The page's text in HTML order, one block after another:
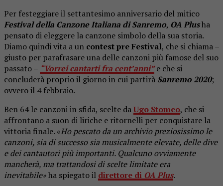
Per festeggiare il settantesimo anniversario del mitico
Festival della Canzone Italiana di Sanremo, OA Plusha
pensato di eleggere la canzone simbolo della sua storia.
Diamo quindi vita a un contest pre Festival, che si chiama –
giusto per parafrasare una delle canzoni più famose del suo
passato – “Vorrei cantarti fra cent’anni”e che si
concluderà proprio il giorno in cui partirà Sanremo 2020;
ovvero il 4 febbraio.
Ben 64 le canzoni in sfida, scelte daUgo Stomeo, che si
affrontano a suon di liriche e ritornelli per conquistare la
vittoria finale. «Ho pescato da un archivio preziosissimo le
canzoni, sia di successo sia musicalmente elevate, delle dive
e dei cantautori più importanti. Qualcuno ovviamente
mancherà, ma trattandosi di scelte limitate era
inevitabile»ha spiegato il direttore di OA Plus.